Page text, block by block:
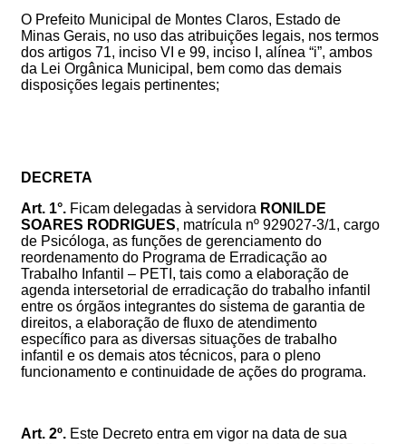
O Prefeito Municipal de Montes Claros, Estado de
Minas Gerais, no uso das atribuições legais, nos termos
dos artigos 71, inciso VI e 99, inciso I, alínea “i”, ambos
da Lei Orgânica Municipal, bem como das demais
disposições legais pertinentes;
DECRETA
Art. 1°. Ficam delegadas à servidora RONILDE
SOARES RODRIGUES, matrícula nº 929027-3/1, cargo
de Psicóloga, as funções de gerenciamento do
reordenamento do Programa de Erradicação ao
Trabalho Infantil – PETI, tais como a elaboração de
agenda intersetorial de erradicação do trabalho infantil
entre os órgãos integrantes do sistema de garantia de
direitos, a elaboração de fluxo de atendimento
específico para as diversas situações de trabalho
infantil e os demais atos técnicos, para o pleno
funcionamento e continuidade de ações do programa.
Art. 2º. Este Decreto entra em vigor na data de sua